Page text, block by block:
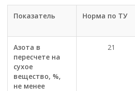
Показатель Норма по ТУ
Азота в
пересчете на
сухое
вещество, %,
не менее
21